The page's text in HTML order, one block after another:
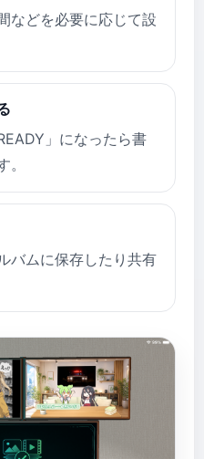
などを必要に応じて設
」になったら書
バムに保存したり共有